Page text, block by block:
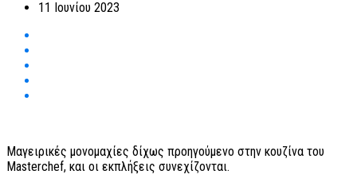
11 Ιουνίου 2023
Μαγειρικές μονομαχίες δίχως προηγούμενο στην κουζίνα του
Masterchef, και οι εκπλήξεις συνεχίζονται.